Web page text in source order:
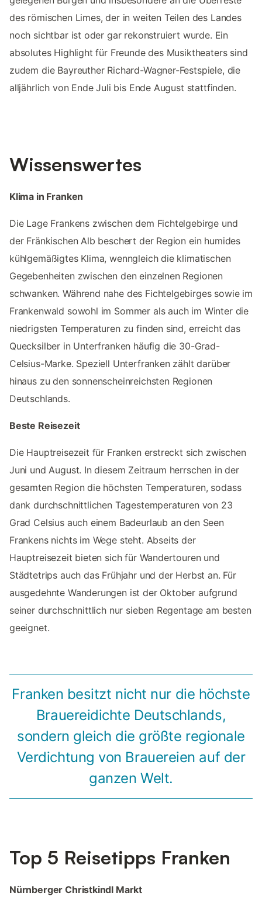
des römischen Limes, der in weiten Teilen des Landes
noch sichtbar ist oder gar rekonstruiert wurde. Ein
absolutes Highlight für Freunde des Musiktheaters sind
zudem die Bayreuther Richard-Wagner-Festspiele, die
alljährlich von Ende Juli bis Ende August stattfinden.
Wissenswertes
Klima in Franken
Die Lage Frankens zwischen dem Fichtelgebirge und
der Fränkischen Alb beschert der Region ein humides
kühlgemäßigtes Klima, wenngleich die klimatischen
Gegebenheiten zwischen den einzelnen Regionen
schwanken. Während nahe des Fichtelgebirges sowie im
Frankenwald sowohl im Sommer als auch im Winter die
niedrigsten Temperaturen zu finden sind, erreicht das
Quecksilber in Unterfranken häufig die 30-Grad-
Celsius-Marke. Speziell Unterfranken zählt darüber
hinaus zu den sonnenscheinreichsten Regionen
Deutschlands.
Beste Reisezeit
Die Hauptreisezeit für Franken erstreckt sich zwischen
Juni und August. In diesem Zeitraum herrschen in der
gesamten Region die höchsten Temperaturen, sodass
dank durchschnittlichen Tagestemperaturen von 23
Grad Celsius auch einem Badeurlaub an den Seen
Frankens nichts im Wege steht. Abseits der
Hauptreisezeit bieten sich für Wandertouren und
Städtetrips auch das Frühjahr und der Herbst an. Für
ausgedehnte Wanderungen ist der Oktober aufgrund
seiner durchschnittlich nur sieben Regentage am besten
geeignet.
Franken besitzt nicht nur die höchste
Brauereidichte Deutschlands,
sondern gleich die größte regionale
Verdichtung von Brauereien auf der
ganzen Welt.
Top 5 Reisetipps Franken
Nürnberger Christkindl Markt